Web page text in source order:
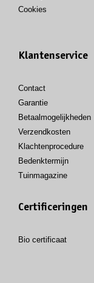
Cookies
Klantenservice
Contact
Garantie
Betaalmogelijkheden
Verzendkosten
Klachtenprocedure
Bedenktermijn
Tuinmagazine
Certificeringen
Bio certificaat